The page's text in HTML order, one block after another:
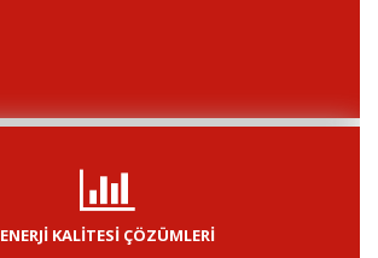
ENERJİ KALİTESİ ÇÖZÜMLERİ